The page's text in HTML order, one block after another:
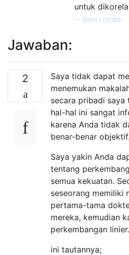
untuk
— Berin Loritsch
Jawaban:
2
Saya tidak dapat
menemukan
secara pribadi saya
hal-hal ini sangat
karena Anda tidak
benar-benar objektif.
Saya yakin Anda
tentang
semua kekuatan.
seseorang memiliki
pertama-tama
mereka, kemudian
perkembangan linier.
ini tautannya;